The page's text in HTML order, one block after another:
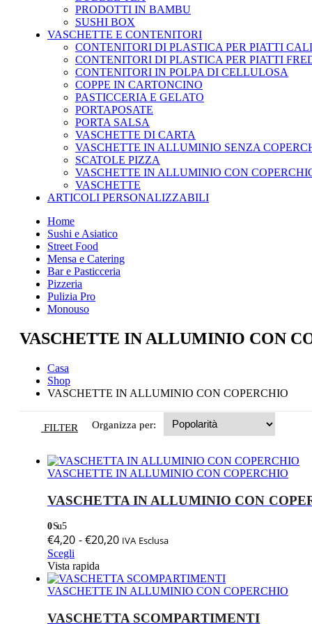
PRODOTTI IN BAMBU
SUSHI BOX
VASCHETTE E CONTENITORI
CONTENITORI DI PLASTICA PER PIATTI
CONTENITORI DI PLASTICA PER PIATTI
CONTENITORI IN POLPA DI CELLULOSA
COPPE IN CARTONCINO
PASTICCERIA E GELATO
PORTAPOSATE
PORTA SALSA
VASCHETTE DI CARTA
VASCHETTE IN ALLUMINIO SENZA
SCATOLE PIZZA
VASCHETTE IN ALLUMINIO CON
VASCHETTE
ARTICOLI PERSONALIZZABILI
Home
Sushi e Asiatico
Street Food
Mensa e Catering
Bar e Pasticceria
Pizzeria
Pulizia Pro
Monouso
VASCHETTE IN ALLUMINIO CON
Casa
Shop
VASCHETTE IN ALLUMINIO CON COPERCHIO
FILTER Organizza per:
VASCHETTE IN ALLUMINIO CON COPERCHIO
VASCHETTA IN ALLUMINIO CON
0Su 5
€4,20 -€20,20Fascia
da
€4,20
a
IVA Esclusa
Scegli
prodotto
ha
più
Le
Vista rapida
VASCHETTE IN ALLUMINIO CON COPERCHIO
VASCHETTA SCOMPARTIMENTI